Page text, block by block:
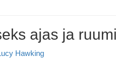
ajas ja
Hawking